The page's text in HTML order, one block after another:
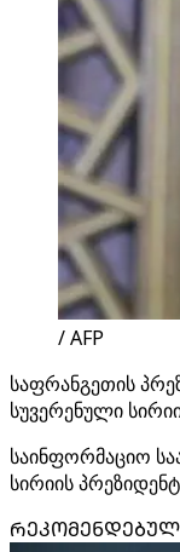
/ AFP
საფრანგეთის
სუვერენული
საინფორმაციო
სირიის